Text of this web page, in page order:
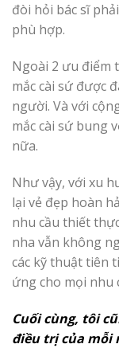
đòi hỏi bác sĩ
phù hợp.
Ngoài 2 ưu điểm
mắc cài sứ được
người. Và với
mắc cài sứ bung
nữa.
Như vậy, với xu
lại vẻ đẹp hoàn
nhu cầu thiết
nha vẫn không
các kỹ thuật tiên
ứng cho mọi nhu
Cuối cùng, tôi
điều trị của mỗi